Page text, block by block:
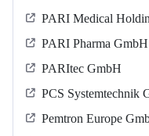
PARI Medical
PARI Pharma GmbH
PARItec GmbH
PCS Systemtechnik
Pemtron Europe